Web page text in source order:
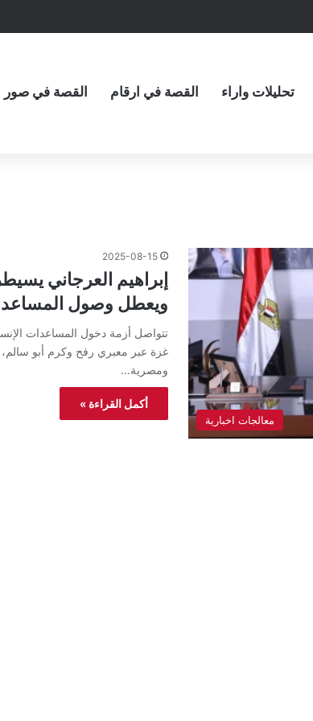
تحليلات واراء القصة في ارقام القصة في صور
معالجات اخبارية
2025-08-15
إبراهيم العرجاني
ويعطل وصول
تتواصل أزمة دخول المساعدات
غزة عبر معبري رفح وكرم أبو
ومصرية…
أكمل القراءة »